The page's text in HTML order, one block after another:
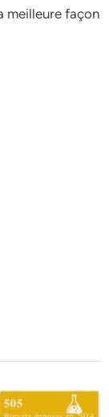
meilleure façon